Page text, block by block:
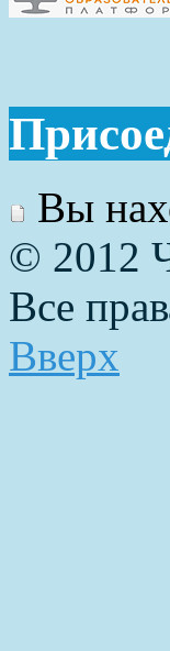
Вы
© 2012
Все
Вверх